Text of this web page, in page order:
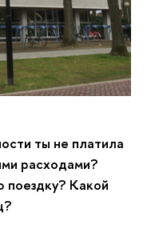
ты не платила
расходами?
Какой